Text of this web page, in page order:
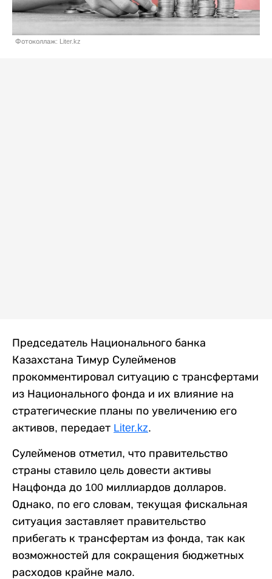
Фотоколлаж: Liter.kz
Председатель Национального банка
Казахстана Тимур Сулейменов
прокомментировал ситуацию с трансфертами
из Национального фонда и их влияние на
стратегические планы по увеличению его
активов, передает Liter.kz.
Сулейменов отметил, что правительство
страны ставило цель довести активы
Нацфонда до 100 миллиардов долларов.
Однако, по его словам, текущая фискальная
ситуация заставляет правительство
прибегать к трансфертам из фонда, так как
возможностей для сокращения бюджетных
расходов крайне мало.